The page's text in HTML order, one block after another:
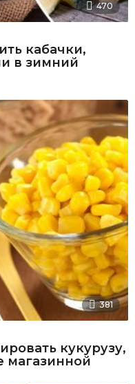
470
кабачки,
в зимний
381
кукурузу,
магазинной